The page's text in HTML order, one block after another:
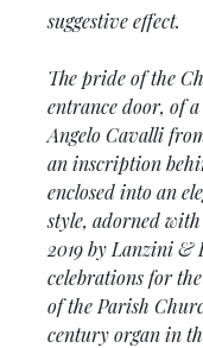
suggestive effect.
The pride of the
entrance door, of
Angelo Cavalli
an inscription
enclosed into an
style, adorned
2019 by Lanzini &
celebrations for
of the Parish
century organ in